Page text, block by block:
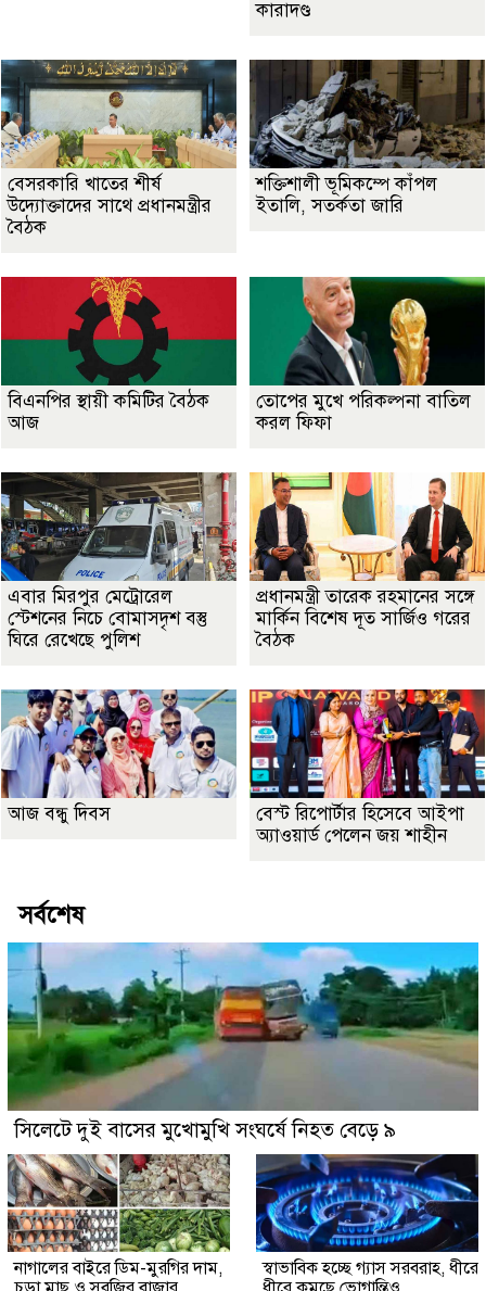
কারাদণ্ড
বেসরকারি খাতের শীর্ষ
উদ্যোক্তাদের সাথে প্রধানমন্ত্রীর
বৈঠক
শক্তিশালী ভূমিকম্পে কাঁপল
ইতালি, সতর্কতা জারি
বিএনপির স্থায়ী কমিটির বৈঠক
আজ
তোপের মুখে পরিকল্পনা বাতিল
করল ফিফা
এবার মিরপুর মেট্রোরেল
স্টেশনের নিচে বোমাসদৃশ বস্তু
ঘিরে রেখেছে পুলিশ
প্রধানমন্ত্রী তারেক রহমানের সঙ্গে
মার্কিন বিশেষ দূত সার্জিও গরের
বৈঠক
আজ বন্ধু দিবস
বেস্ট রিপোর্টার হিসেবে আইপা
অ্যাওয়ার্ড পেলেন জয় শাহীন
সর্বশেষ
সিলেটে দুই বাসের মুখোমুখি সংঘর্ষে নিহত বেড়ে ৯
নাগালের বাইরে ডিম-মুরগির দাম,
স্বাভাবিক হচ্ছে গ্যাস সরবরাহ, ধীরে